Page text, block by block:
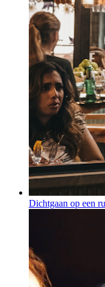
Dichtgaan op een